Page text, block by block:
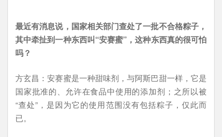
最近有消息说，国家相关部门查处了一批不合格粽子，
其中牵扯到一种东西叫“安赛蜜”，这种东西真的很可怕
吗？
方玄昌：安赛蜜是一种甜味剂，与阿斯巴甜一样，它是
国家批准的、允许在食品中使用的添加剂；之所以被
“查处”，是因为它的使用范围没有包括粽子，仅此而
已。